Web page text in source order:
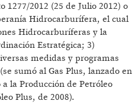
1277/2012 (25 de Julio 2012) o
Hidrocarburífera, el cual
Hidrocarburíferas y la
Estratégica; 3)
medidas y programas
sumó al Gas Plus, lanzado en
la Producción de Petróleo
Plus, de 2008).